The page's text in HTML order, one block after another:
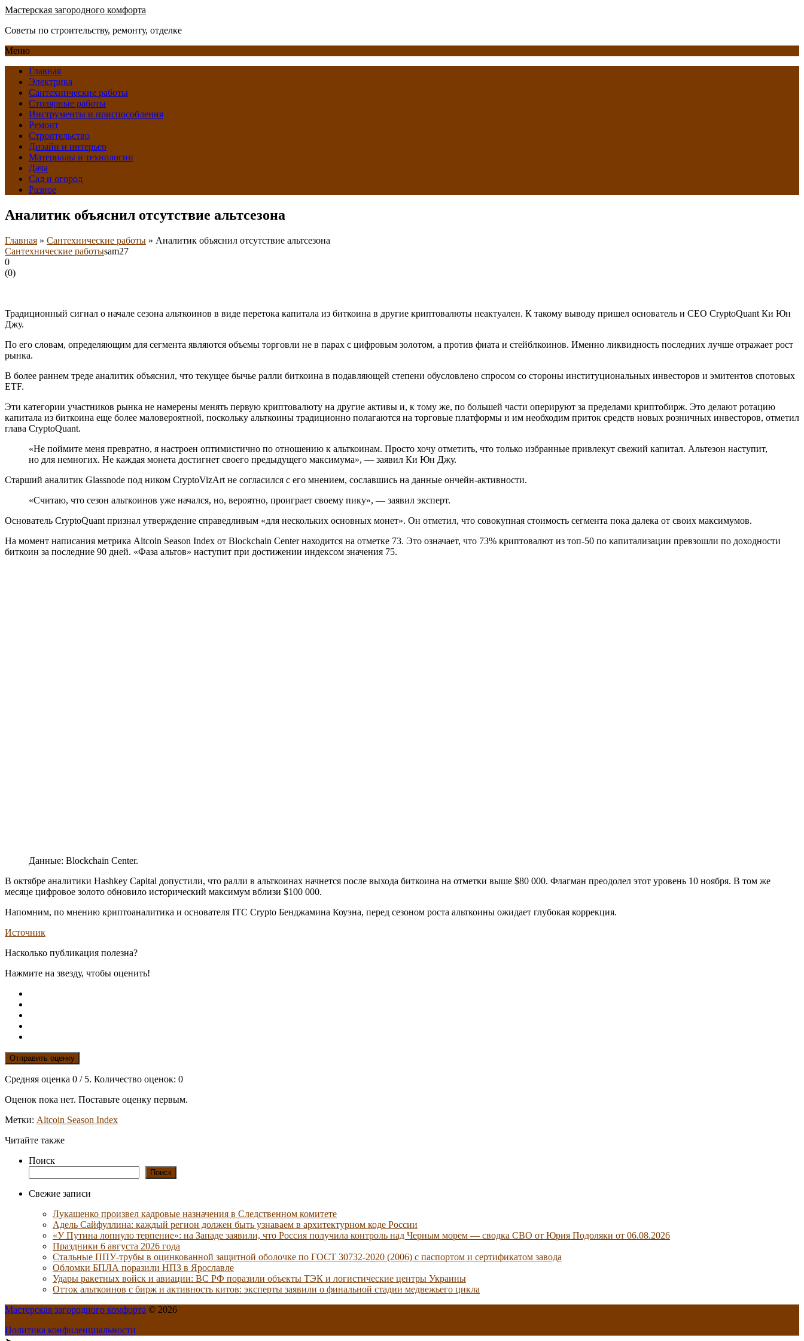
Мастерская загородного комфорта
Советы по строительству, ремонту, отделке
Меню
Главная
Электрика
Сантехнические работы
Столярные работы
Инструменты и приспособления
Ремонт
Строительство
Дизайн и интерьер
Материалы и технологии
Дача
Сад и огород
Разное
Аналитик объяснил отсутствие альтсезона
Главная » Сантехнические работы » Аналитик объяснил отсутствие альтсезона
Сантехнические работыsam27
0
(0)
Традиционный сигнал о начале сезона альткоинов в виде перетока капитала из биткоина в другие криптовалюты неактуален. К такому выводу пришел основатель и CEO CryptoQuant Ки Юн
Джу.
По его словам, определяющим для сегмента являются объемы торговли не в парах с цифровым золотом, а против фиата и стейблкоинов. Именно ликвидность последних лучше отражает рост
рынка.
В более раннем треде аналитик объяснил, что текущее бычье ралли биткоина в подавляющей степени обусловлено спросом со стороны институциональных инвесторов и эмитентов спотовых
ETF.
Эти категории участников рынка не намерены менять первую криптовалюту на другие активы и, к тому же, по большей части оперируют за пределами криптобирж. Это делают ротацию
капитала из биткоина еще более маловероятной, поскольку альткоины традиционно полагаются на торговые платформы и им необходим приток средств новых розничных инвесторов, отметил
глава CryptoQuant.
«Не поймите меня превратно, я настроен оптимистично по отношению к альткоинам. Просто хочу отметить, что только избранные привлекут свежий капитал. Альтезон наступит,
но для немногих. Не каждая монета достигнет своего предыдущего максимума», — заявил Ки Юн Джу.
Старший аналитик Glassnode под ником CryptoVizArt не согласился с его мнением, сославшись на данные ончейн-активности.
«Считаю, что сезон альткоинов уже начался, но, вероятно, проиграет своему пику», — заявил эксперт.
Основатель CryptoQuant признал утверждение справедливым «для нескольких основных монет». Он отметил, что совокупная стоимость сегмента пока далека от своих максимумов.
На момент написания метрика Altcoin Season Index от Blockchain Center находится на отметке 73. Это означает, что 73% криптовалют из топ-50 по капитализации превзошли по доходности
биткоин за последние 90 дней. «Фаза альтов» наступит при достижении индексом значения 75.
Данные: Blockchain Center.
В октябре аналитики Hashkey Capital допустили, что ралли в альткоинах начнется после выхода биткоина на отметки выше $80 000. Флагман преодолел этот уровень 10 ноября. В том же
месяце цифровое золото обновило исторический максимум вблизи $100 000.
Напомним, по мнению криптоаналитика и основателя ITC Crypto Бенджамина Коуэна, перед сезоном роста альткоины ожидает глубокая коррекция.
Источник
Насколько публикация полезна?
Нажмите на звезду, чтобы оценить!
Отправить оценку
Средняя оценка 0 / 5. Количество оценок: 0
Оценок пока нет. Поставьте оценку первым.
Метки: Altcoin Season Index
Читайте также
Поиск
Поиск
Свежие записи
Лукашенко произвел кадровые назначения в Следственном комитете
Адель Сайфуллина: каждый регион должен быть узнаваем в архитектурном коде России
«У Путина лопнуло терпение»: на Западе заявили, что Россия получила контроль над Черным морем — сводка СВО от Юрия Подоляки от 06.08.2026
Праздники 6 августа 2026 года
Стальные ППУ-трубы в оцинкованной защитной оболочке по ГОСТ 30732-2020 (2006) с паспортом и сертификатом завода
Обломки БПЛА поразили НПЗ в Ярославле
Удары ракетных войск и авиации: ВС РФ поразили объекты ТЭК и логистические центры Украины
Отток альткоинов с бирж и активность китов: эксперты заявили о финальной стадии медвежьего цикла
Мастерская загородного комфорта © 2026
Политика конфиденциальности